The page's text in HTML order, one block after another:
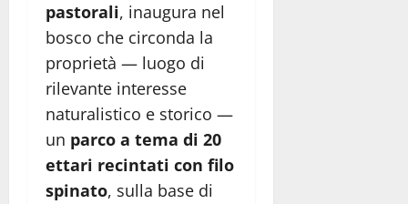
pastorali, inaugura nel
bosco che circonda la
proprietà — luogo di
rilevante interesse
naturalistico e storico —
un parco a tema di 20
ettari recintati con filo
spinato, sulla base di